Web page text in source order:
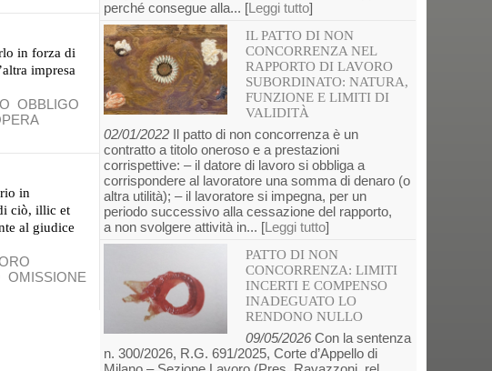
in forza di
impresa
OBBLIGO
in
ciò, illic et
al giudice
OMISSIONE
perché consegue alla... [Leggi tutto]
IL PATTO DI NON
CONCORRENZA NEL
RAPPORTO DI LAVORO
SUBORDINATO: NATURA,
FUNZIONE E LIMITI DI
VALIDITÀ
02/01/2022 Il patto di non concorrenza è un
contratto a titolo oneroso e a prestazioni
corrispettive: – il datore di lavoro si obbliga a
corrispondere al lavoratore una somma di denaro (o
altra utilità); – il lavoratore si impegna, per un
periodo successivo alla cessazione del rapporto,
a non svolgere attività in... [Leggi tutto]
PATTO DI NON
CONCORRENZA: LIMITI
INCERTI E COMPENSO
INADEGUATO LO
RENDONO NULLO
09/05/2026Con la sentenza
n. 300/2026, R.G. 691/2025, Corte d’Appello di